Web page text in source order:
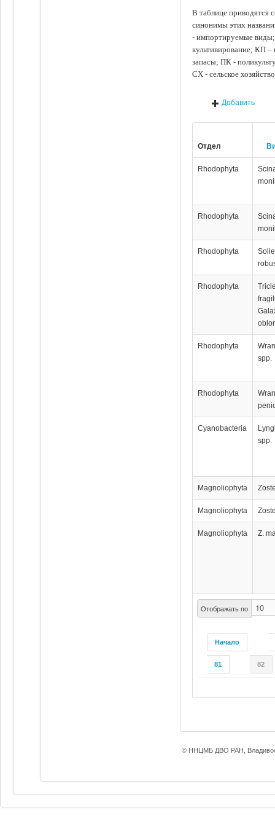
В таблице приводятся
синонимы этих
- импортируемые
культивирование; КП
запасы; ПК -
СХ - сельское
Добавить
Отдел
Отображать по
Начало
81 82
Rhodophyta
Rhodophyta
Rhodophyta
Rhodophyta
Rhodophyta
spp.
Rhodophyta
Cyanobacteria
spp.
Magnoliophyta
Magnoliophyta
Magnoliophyta Z.
© ННЦМБ ДВО РАН,